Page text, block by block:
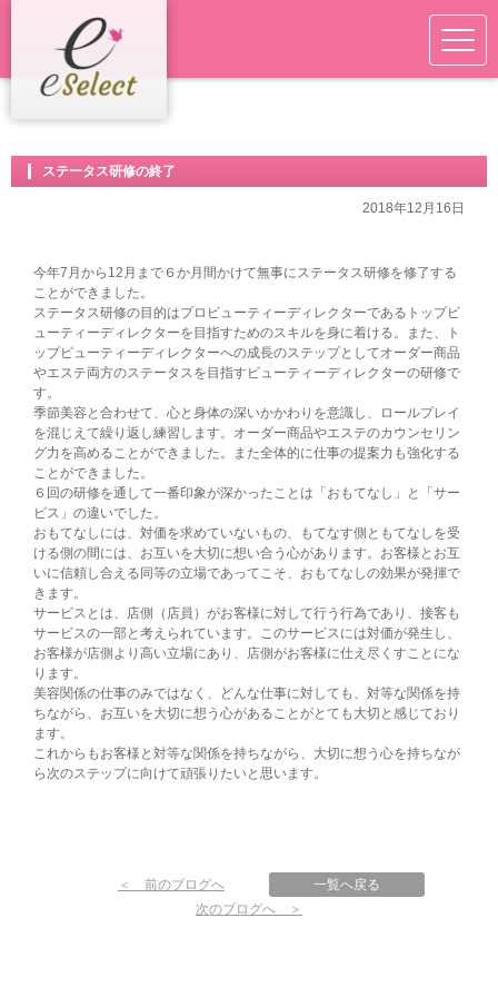
ステータス研修の終了
2018年12月16日
今年7月から12月まで６か月間かけて無事にステータス研修を修了する
ことができました。
ステータス研修の目的はプロビューティーディレクターであるトップビ
ューティーディレクターを目指すためのスキルを身に着ける。また、ト
ップビューティーディレクターへの成長のステップとしてオーダー商品
やエステ両方のステータスを目指すビューティーディレクターの研修で
す。
季節美容と合わせて、心と身体の深いかかわりを意識し、ロールプレイ
を混じえて繰り返し練習します。オーダー商品やエステのカウンセリン
グ力を高めることができました。また全体的に仕事の提案力も強化する
ことができました。
６回の研修を通して一番印象が深かったことは「おもてなし」と「サー
ビス」の違いでした。
おもてなしには、対価を求めていないもの、もてなす側ともてなしを受
ける側の間には、お互いを大切に想い合う心があります。お客様とお互
いに信頼し合える同等の立場であってこそ、おもてなしの効果が発揮で
きます。
サービスとは、店側（店員）がお客様に対して行う行為であり、接客も
サービスの一部と考えられています。このサービスには対価が発生し、
お客様が店側より高い立場にあり、店側がお客様に仕え尽くすことにな
ります。
美容関係の仕事のみではなく、どんな仕事に対しても、対等な関係を持
ちながら、お互いを大切に想う心があることがとても大切と感じており
ます。
これからもお客様と対等な関係を持ちながら、大切に想う心を持ちなが
ら次のステップに向けて頑張りたいと思います。
＜ 前のブログへ
一覧へ戻る
次のブログへ ＞